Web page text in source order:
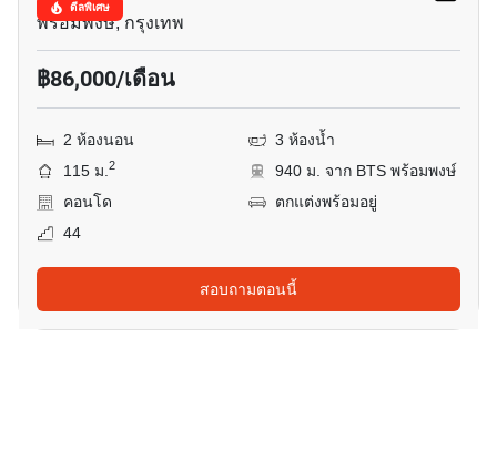
ดีลพิเศษ
พร้อมพงษ์, กรุงเทพ
฿86,000/เดือน
2 ห้องนอน
3 ห้องน้ำ
115 ม.2
940 ม. จาก BTS พร้อมพงษ์
คอนโด
ตกแต่งพร้อมอยู่
44
สอบถามตอนนี้